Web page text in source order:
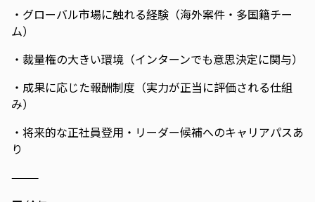
・グローバル市場に触れる経験（海外案件・多国籍チー
ム）
・裁量権の大きい環境（インターンでも意思決定に関与）
・成果に応じた報酬制度（実力が正当に評価される仕組
み）
・将来的な正社員登用・リーダー候補へのキャリアパスあ
り
⸻